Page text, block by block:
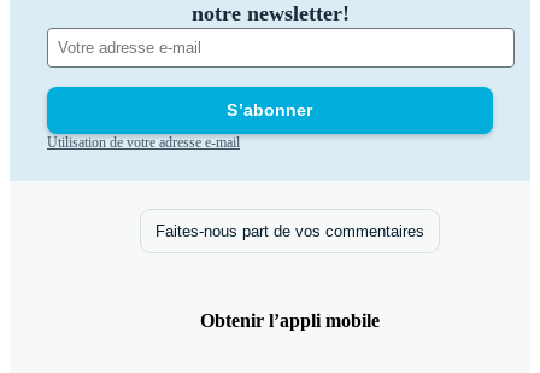
notre newsletter!
S’abonner
Utilisation de votre adresse e-mail
Faites-nous part de vos commentaires
Obtenir l’appli mobile